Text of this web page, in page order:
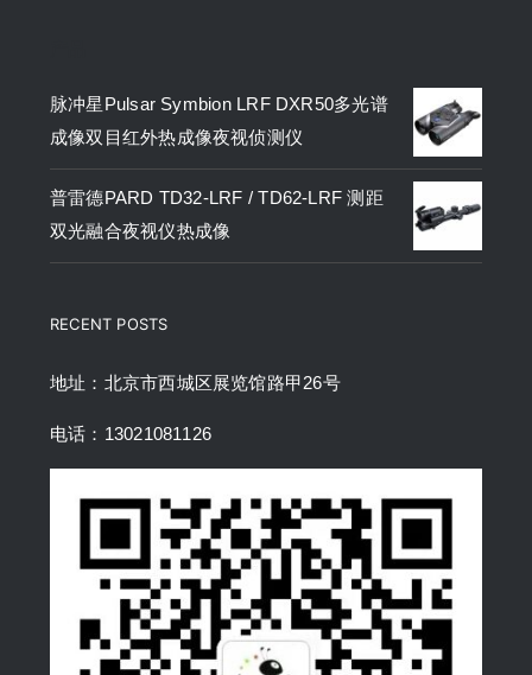
脉冲星Pulsar Symbion LRF DXR50多光谱
成像双目红外热成像夜视侦测仪
普雷德PARD TD32-LRF / TD62-LRF 测距
双光融合夜视仪热成像
RECENT POSTS
地址：北京市西城区展览馆路甲26号
电话：13021081126